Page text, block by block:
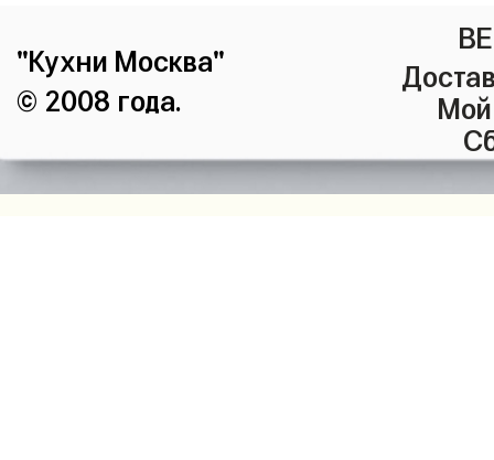
"Кухни Москва"
© 2008 года.